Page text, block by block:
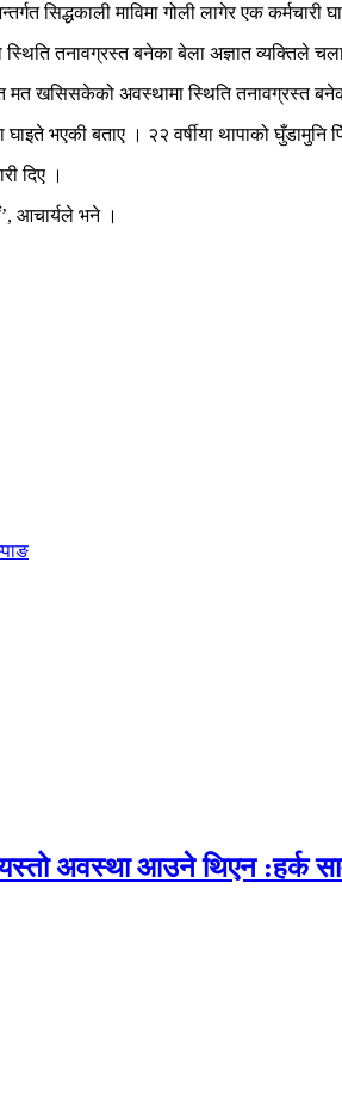
सिद्धकाली माविमा गोली लागेर एक कर्मचारी
तनावग्रस्त बनेका बेला अज्ञात व्यक्तिले
खसिसकेको अवस्थामा स्थिति तनावग्रस्त
भएकी बताए । २२ वर्षीया थापाको घुँडामुनि
दिए ।
आचार्यले भने ।
अवस्था आउने थिएन :हर्क